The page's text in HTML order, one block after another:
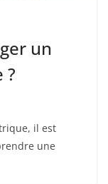
un
?
il est
une